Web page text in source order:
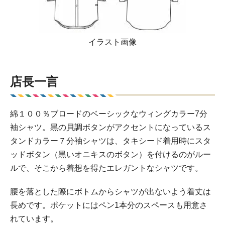
イラスト画像
店長一言
綿１００％ブロードのベーシックなウィングカラー7分
袖シャツ。黒の貝調ボタンがアクセントになっているス
タンドカラー７分袖シャツは、タキシード着用時にスタ
ッドボタン（黒いオニキスのボタン）を付けるのがルー
ルで、そこから着想を得たエレガントなシャツです。
腰を落とした際にボトムからシャツが出ないよう着丈は
長めです。ポケットにはペン1本分のスペースも用意さ
れています。